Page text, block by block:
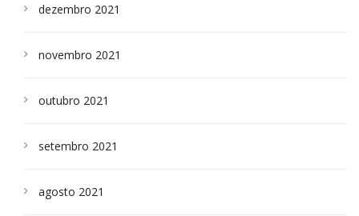
dezembro 2021
novembro 2021
outubro 2021
setembro 2021
agosto 2021